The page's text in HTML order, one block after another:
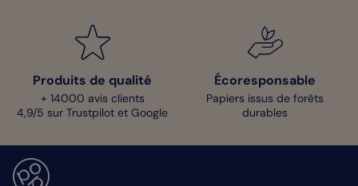
Produits de qualité
+ 14000 avis clients
4,9/5 sur Trustpilot et Google
Écoresponsable
Papiers issus de forêts
durables